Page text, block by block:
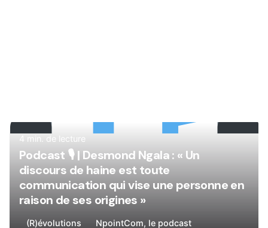
4 min. de lecture
Podcast 🎙| Desmond Ngala : « Un
discours de haine est toute
communication qui vise une personne en
raison de ses origines »
(R)évolutions NpointCom, le podcast